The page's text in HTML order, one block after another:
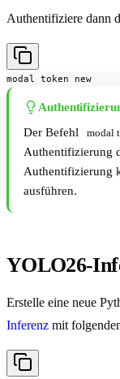
Authentifiziere dann
modal token new
Der Befehl
modal
Authentifizierung
Authentifizierung
ausführen.
YOLO26-
Erstelle eine neue
Inferenz mit